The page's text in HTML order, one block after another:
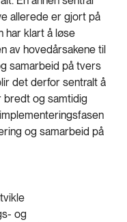
allerede er gjort på
har klart å løse
av hovedårsakene til
samarbeid på tvers
det derfor sentralt å
bredt og samtidig
og samarbeid på
og